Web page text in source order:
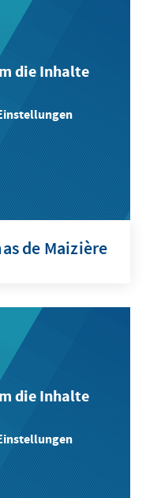
die Inhalte
de Maizière
die Inhalte